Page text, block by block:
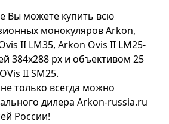
Вы можете купить всю
монокуляров Arkon,
II LM35, Arkon Ovis II LM25-
384x288 px и объективом 25
II SM25.
только всегда можно
дилера Arkon-russia.ru
России!